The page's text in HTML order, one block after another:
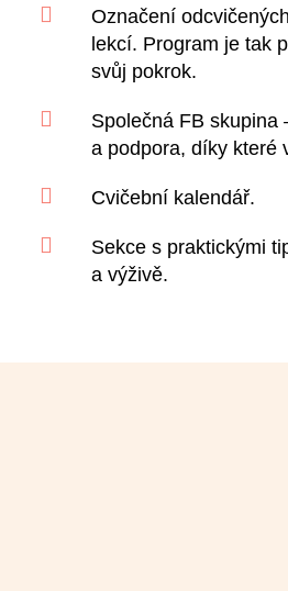

Označení
lekcí. Program je tak
svůj pokrok.

Společná FB skupina
a podpora, díky které
 Cvičební kalendář.

Sekce s praktickými
a výživě.